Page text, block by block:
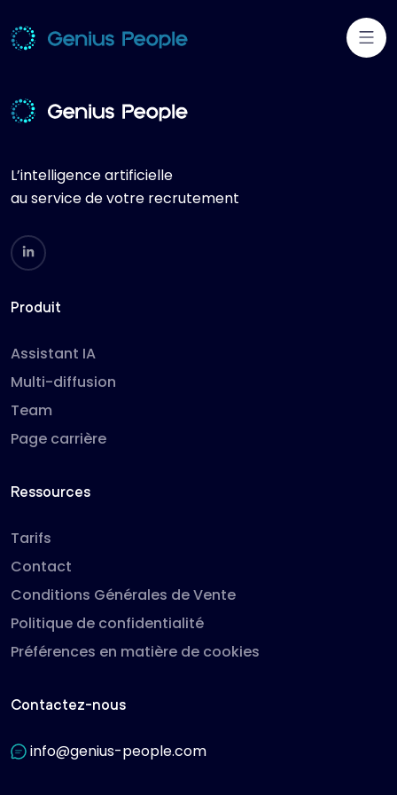
L’intelligence artificielle
au service de votre recrutement
Produit
Assistant IA
Multi-diffusion
Team
Page carrière
Ressources
Tarifs
Contact
Conditions Générales de Vente
Politique de confidentialité
Préférences en matière de cookies
Contactez-nous
info@genius-people.com